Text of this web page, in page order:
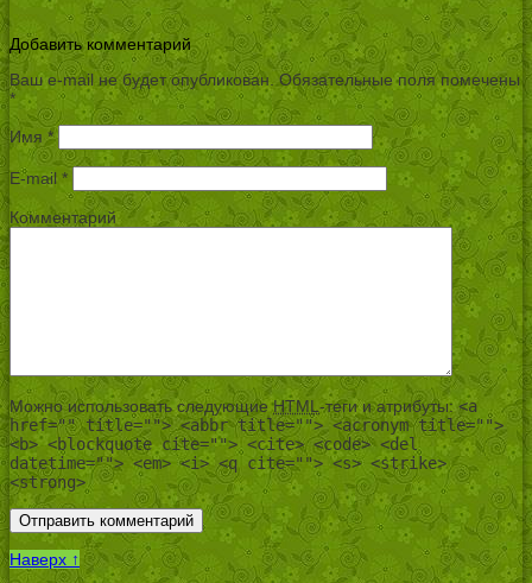
Добавить комментарий
Ваш e-mail не будет опубликован. Обязательные поля помечены
*
Имя *
E-mail *
Комментарий
Можно использовать следующиеHTML -теги и атрибуты:<a
href="" title=""> <abbr title=""> <acronym title="">
<b> <blockquote cite=""> <cite> <code> <del
datetime=""> <em> <i> <q cite=""> <s> <strike>
<strong>
Наверх ↑